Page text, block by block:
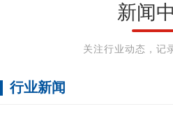
新闻
关注行业动态，记
行业新闻